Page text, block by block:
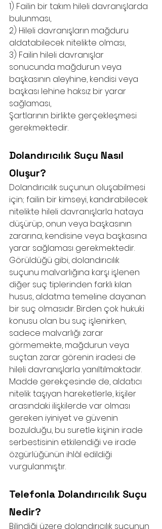
1) Failin bir takım hileli davranışlarda
bulunması,
2) Hileli davranışların mağduru
aldatabilecek nitelikte olması,
3) Failin hileli davranışlar
sonucunda mağdurun veya
başkasının aleyhine, kendisi veya
başkası lehine haksız bir yarar
sağlaması,
Şartlarının birlikte gerçekleşmesi
gerekmektedir.
Dolandırıcılık Suçu Nasıl
Oluşur?
Dolandırıcılık suçunun oluşabilmesi
için; failin bir kimseyi, kandırabilecek
nitelikte hileli davranışlarla hataya
düşürüp, onun veya başkasının
zararına, kendisine veya başkasına
yarar sağlaması gerekmektedir.
Görüldüğü gibi, dolandırıcılık
suçunu malvarlığına karşı işlenen
diğer suç tiplerinden farklı kılan
husus, aldatma temeline dayanan
bir suç olmasıdır. Birden çok hukuki
konusu olan bu suç işlenirken,
sadece malvarlığı zarar
görmemekte, mağdurun veya
suçtan zarar görenin iradesi de
hileli davranışlarla yanıltılmaktadır.
Madde gerekçesinde de, aldatıcı
nitelik taşıyan hareketlerle, kişiler
arasındaki ilişkilerde var olması
gereken iyiniyet ve güvenin
bozulduğu, bu suretle kişinin irade
serbestisinin etkilendiği ve irade
özgürlüğünün ihlâl edildiği
vurgulanmıştır.
Telefonla Dolandırıcılık Suçu
Nedir?
Bilindiği üzere dolandırıcılık suçunun